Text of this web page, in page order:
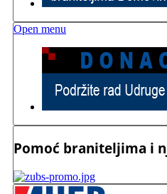
Open menu
Pomoć braniteljima i